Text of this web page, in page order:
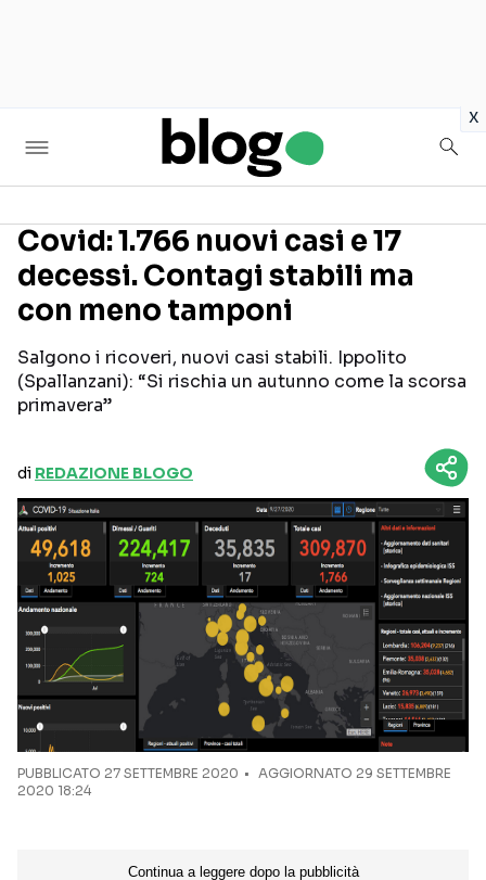
x
Seguici sui social
Covid: 1.766 nuovi casi e 17
decessi. Contagi stabili ma
con meno tamponi
Salgono i ricoveri, nuovi casi stabili. Ippolito
(Spallanzani): “Si rischia un autunno come la scorsa
primavera”
di REDAZIONE BLOGO
PUBBLICATO 27 SETTEMBRE 2020
AGGIORNATO 29 SETTEMBRE
2020 18:24